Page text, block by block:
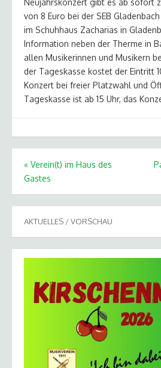
Neujahrskonzert gibt es ab sofort
von 8 Euro bei der SEB
im Schuhhaus Zacharias in
Information neben der Therme in
allen Musikerinnen und Musikern
der Tageskasse kostet der Eintritt
Konzert bei freier Platzwahl und
Tageskasse ist ab 15 Uhr, das
Beitragsnavigation
« Verein(t) im Haus des
Gastes
AKTUELLES / VORSCHAU